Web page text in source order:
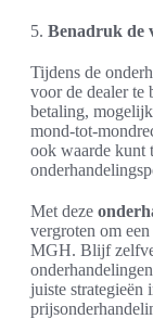
5. Benadruk de
Tijdens de
voor de dealer te
betaling,
mond-tot-
ook waarde kunt
Met deze
vergroten om
MGH. Blijf
juiste strategieën